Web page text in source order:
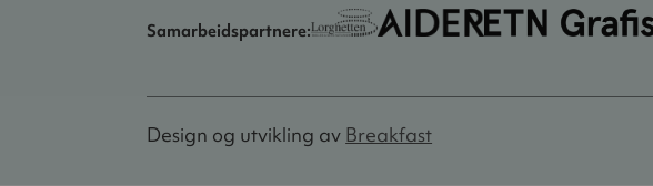
Samarbeidspartnere:
Design og utvikling av Breakfast